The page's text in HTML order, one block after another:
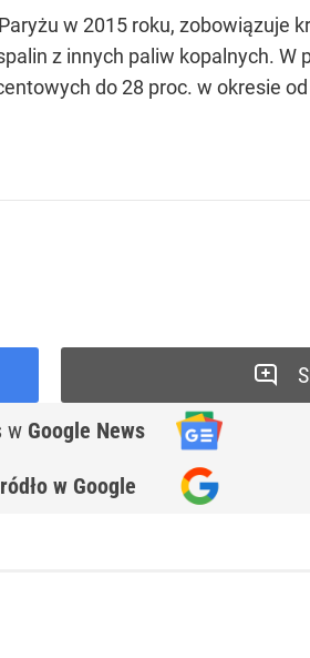
w 2015 roku, zobowiązuje
z innych paliw kopalnych. W
do 28 proc. w okresie
w Google News
w Google